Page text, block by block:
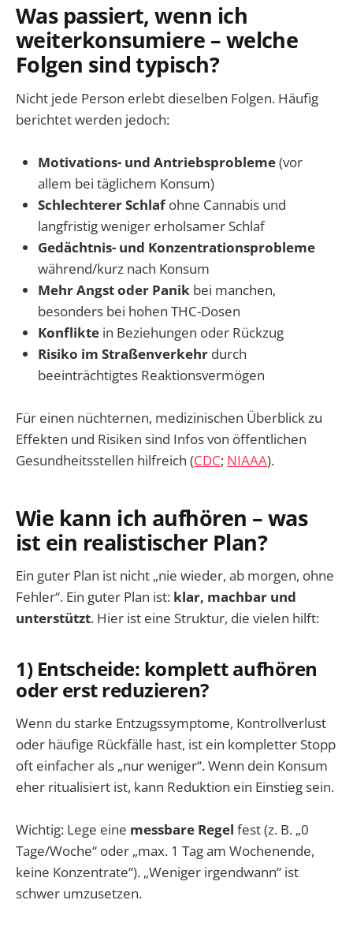
Was passiert, wenn ich
weiterkonsumiere – welche
Folgen sind typisch?
Nicht jede Person erlebt dieselben Folgen. Häufig
berichtet werden jedoch:
Motivations- und Antriebsprobleme(vor
allem bei täglichem Konsum)
Schlechterer Schlafohne Cannabis und
langfristig weniger erholsamer Schlaf
Gedächtnis- und Konzentrationsprobleme
während/kurz nach Konsum
Mehr Angst oder Panik bei manchen,
besonders bei hohen THC-Dosen
Konflikte in Beziehungen oder Rückzug
Risiko im Straßenverkehr durch
beeinträchtigtes Reaktionsvermögen
Für einen nüchternen, medizinischen Überblick zu
Effekten und Risiken sind Infos von öffentlichen
Gesundheitsstellen hilfreich (CDC; NIAAA).
Wie kann ich aufhören – was
ist ein realistischer Plan?
Ein guter Plan ist nicht „nie wieder, ab morgen, ohne
Fehler“. Ein guter Plan ist: klar, machbar und
unterstützt. Hier ist eine Struktur, die vielen hilft:
1) Entscheide: komplett aufhören
oder erst reduzieren?
Wenn du starke Entzugssymptome, Kontrollverlust
oder häufige Rückfälle hast, ist ein kompletter Stopp
oft einfacher als „nur weniger“. Wenn dein Konsum
eher ritualisiert ist, kann Reduktion ein Einstieg sein.
Wichtig: Lege eine messbare Regel fest (z. B. „0
Tage/Woche“ oder „max. 1 Tag am Wochenende,
keine Konzentrate“). „Weniger irgendwann“ ist
schwer umzusetzen.